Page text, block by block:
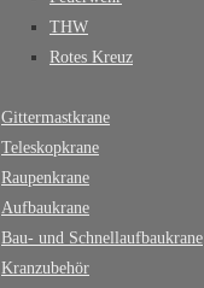
THW
Rotes Kreuz
Gittermastkrane
Teleskopkrane
Raupenkrane
Aufbaukrane
Bau- und Schnellaufbaukrane
Kranzubehör